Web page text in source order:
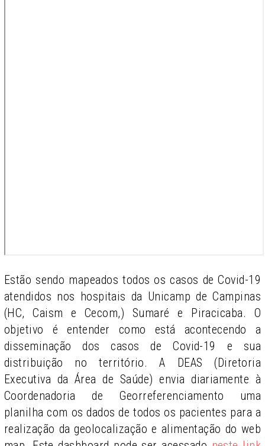
Estão sendo mapeados todos os casos de Covid-19
atendidos nos hospitais da Unicamp de Campinas
(HC, Caism e Cecom,) Sumaré e Piracicaba. O
objetivo é entender como está acontecendo a
disseminação dos casos de Covid-19 e sua
distribuição no território. A DEAS (Diretoria
Executiva da Área de Saúde) envia diariamente à
Coordenadoria de Georreferenciamento uma
planilha com os dados de todos os pacientes para a
realização da geolocalização e alimentação do web